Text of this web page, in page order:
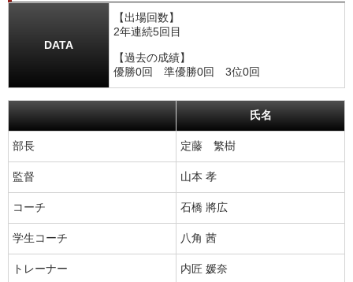
DATA
【出場回数】
2年連続5回目
【過去の成績】
優勝0回 準優勝0回 3位0回
氏名
部長 定藤 繁樹
監督 山本 孝
コーチ 石橋 將広
学生コーチ 八角 茜
トレーナー 内匠 媛奈